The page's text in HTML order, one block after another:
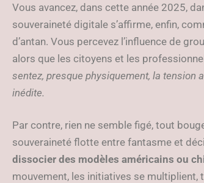
Vous avancez, dans cette année 2025,
souveraineté digitale s’affirme, enfin,
d’antan. Vous percevez l’influence de
alors que les citoyens et les
sentez, presque physiquement, la
inédite.
Par contre, rien ne semble figé, tout
souveraineté flotte entre fantasme et
dissocier des modèles américains ou
mouvement, les initiatives se multiplient,